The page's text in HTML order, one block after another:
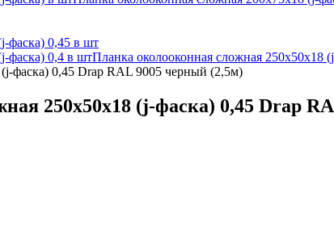
фаска) 0,45 в шт
фаска) 0,4 в штПланка околооконная сложная 250х50х18
фаска) 0,45 Drap RAL 9005 черный (2,5м)
250х50х18 (j-фаска) 0,45 Drap